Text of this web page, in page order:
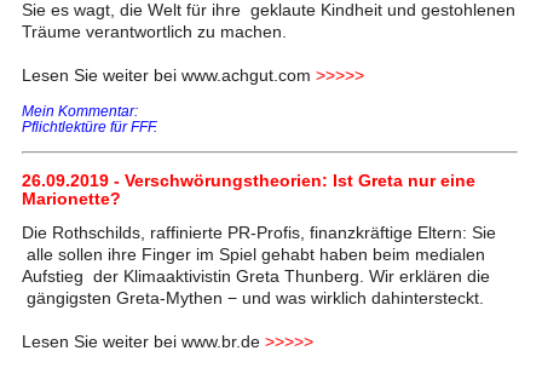
Sie es wagt, die Welt für ihre geklaute Kindheit und gestohlenen
Träume verantwortlich zu machen.
Lesen Sie weiter bei www.achgut.com >>>>>
Mein Kommentar:
Pflichtlektüre für FFF.
26.09.2019 - Verschwörungstheorien: Ist Greta nur eine
Marionette?
Die Rothschilds, raffinierte PR-Profis, finanzkräftige Eltern: Sie
alle sollen ihre Finger im Spiel gehabt haben beim medialen
Aufstieg der Klimaaktivistin Greta Thunberg. Wir erklären die
gängigsten Greta-Mythen − und was wirklich dahintersteckt.
Lesen Sie weiter bei www.br.de >>>>>